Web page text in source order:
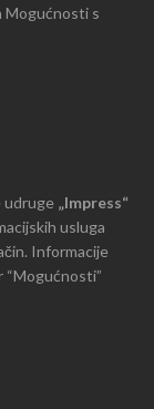
Mogućnosti s
udruge „Impress“
usluga
Informacije